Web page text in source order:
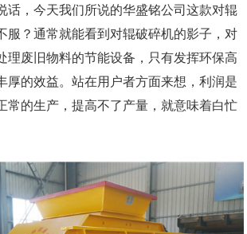
话，今天我们所说的华盛铭公司这款对辊
服？通常就能看到对辊破碎机的影子，对
理废旧物料的节能设备，只有发挥环保高
厚的效益。站在用户者方面来想，利润是
常的生产，提高不了产量，就意味着白忙